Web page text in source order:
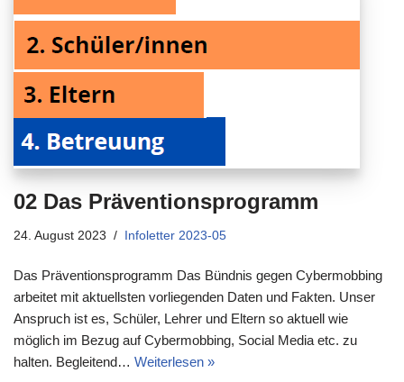
02 Das Präventionsprogramm
24. August 2023 Infoletter 2023-05
Das Präventionsprogramm Das Bündnis gegen Cybermobbing
arbeitet mit aktuellsten vorliegenden Daten und Fakten. Unser
Anspruch ist es, Schüler, Lehrer und Eltern so aktuell wie
möglich im Bezug auf Cybermobbing, Social Media etc. zu
halten. Begleitend… Weiterlesen »